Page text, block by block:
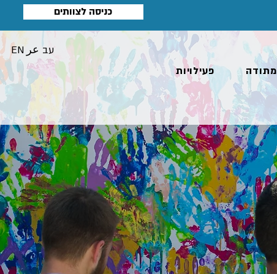
כניסה לצוותים
EN عر עב
פעילויות
מתודה